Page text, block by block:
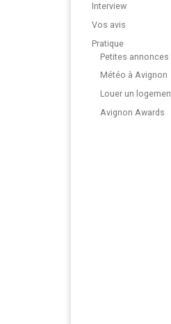
Interview
Vos avis
Pratique
Petites annonces
Météo à Avignon
Louer un
Avignon Awards